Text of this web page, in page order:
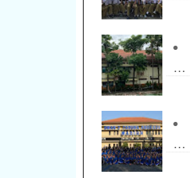
...
...